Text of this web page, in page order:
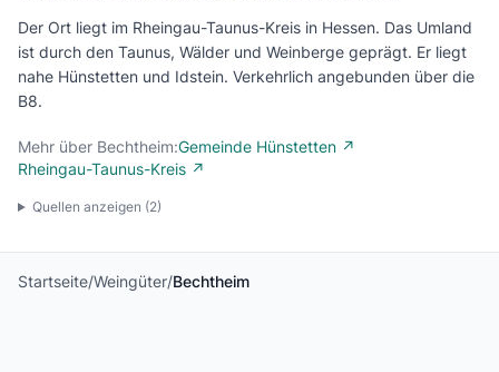
Der Ort liegt im Rheingau-Taunus-Kreis in Hessen. Das Umland
ist durch den Taunus, Wälder und Weinberge geprägt. Er liegt
nahe Hünstetten und Idstein. Verkehrlich angebunden über die
B8.
Mehr über Bechtheim:Gemeinde Hünstetten ↗
Rheingau-Taunus-Kreis ↗
Quellen anzeigen (2)
Startseite/Weingüter/Bechtheim